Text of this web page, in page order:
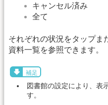
キャンセル済み
全て
それぞれの状況をタップま
資料一覧を参照できます。
補足
図書館の設定により、表
す。